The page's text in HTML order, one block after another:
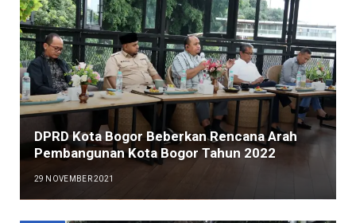
DPRD Kota Bogor Beberkan Rencana Arah
Pembangunan Kota Bogor Tahun 2022
29 NOVEMBER 2021